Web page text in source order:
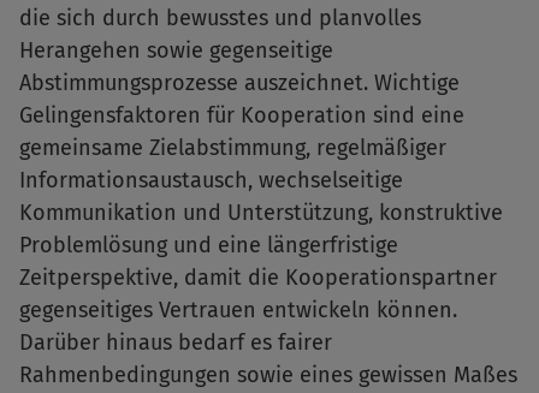
die sich durch bewusstes und planvolles
Herangehen sowie gegenseitige
Abstimmungsprozesse auszeichnet. Wichtige
Gelingensfaktoren für Kooperation sind eine
gemeinsame Zielabstimmung, regelmäßiger
Informationsaustausch, wechselseitige
Kommunikation und Unterstützung, konstruktive
Problemlösung und eine längerfristige
Zeitperspektive, damit die Kooperationspartner
gegenseitiges Vertrauen entwickeln können.
Darüber hinaus bedarf es fairer
Rahmenbedingungen sowie eines gewissen Maßes